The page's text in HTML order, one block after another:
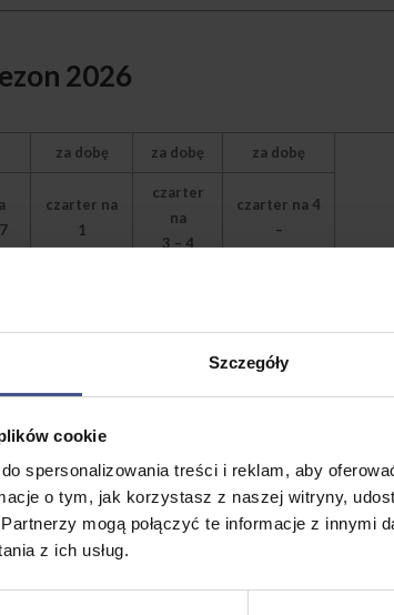
Szczegóły
cookie
spersonalizowania treści i reklam, aby
o tym, jak korzystasz z naszej witryny,
mogą połączyć te informacje z innymi
z ich usług.
2026
za dobę za dobę za dobę
czarter na
1
czarter
na
3 – 4
czarter na 4
–
okres
okres
600 450 360